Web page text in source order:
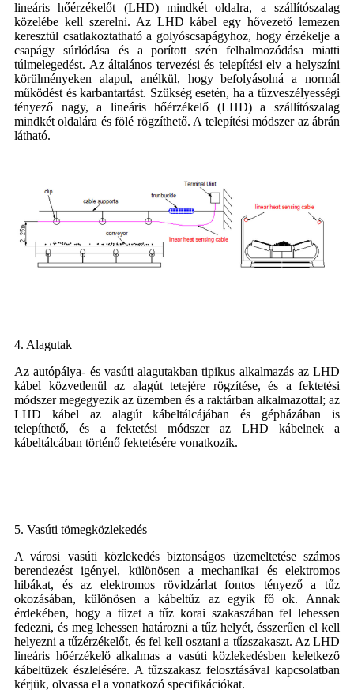
lineáris hőérzékelőt (LHD) mindkét oldalra, a szállítószalag
közelébe kell szerelni. Az LHD kábel egy hővezető lemezen
keresztül csatlakoztatható a golyóscsapágyhoz, hogy érzékelje a
csapágy súrlódása és a porított szén felhalmozódása miatti
túlmelegedést. Az általános tervezési és telepítési elv a helyszíni
körülményeken alapul, anélkül, hogy befolyásolná a normál
működést és karbantartást. Szükség esetén, ha a tűzveszélyességi
tényező nagy, a lineáris hőérzékelő (LHD) a szállítószalag
mindkét oldalára és fölé rögzíthető. A telepítési módszer az ábrán
látható.
4. Alagutak
Az autópálya- és vasúti alagutakban tipikus alkalmazás az LHD
kábel közvetlenül az alagút tetejére rögzítése, és a fektetési
módszer megegyezik az üzemben és a raktárban alkalmazottal; az
LHD kábel az alagút kábeltálcájában és gépházában is
telepíthető, és a fektetési módszer az LHD kábelnek a
kábeltálcában történő fektetésére vonatkozik.
5. Vasúti tömegközlekedés
A városi vasúti közlekedés biztonságos üzemeltetése számos
berendezést igényel, különösen a mechanikai és elektromos
hibákat, és az elektromos rövidzárlat fontos tényező a tűz
okozásában, különösen a kábeltűz az egyik fő ok. Annak
érdekében, hogy a tüzet a tűz korai szakaszában fel lehessen
fedezni, és meg lehessen határozni a tűz helyét, ésszerűen el kell
helyezni a tűzérzékelőt, és fel kell osztani a tűzszakaszt. Az LHD
lineáris hőérzékelő alkalmas a vasúti közlekedésben keletkező
kábeltüzek észlelésére. A tűzszakasz felosztásával kapcsolatban
kérjük, olvassa el a vonatkozó specifikációkat.